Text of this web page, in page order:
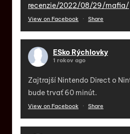
recenzie/2022/08/29/mafia/
View on Facebook · Share
ESko Rýchlovky
1 rokov ago
Zajtrajší Nintendo Direct o
bude trvať 60 minút.
View on Facebook · Share